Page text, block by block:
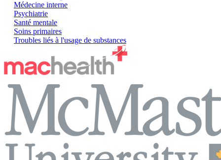
Médecine interne
Psychiatrie
Santé mentale
Soins primaires
Troubles liés à l'usage de substances